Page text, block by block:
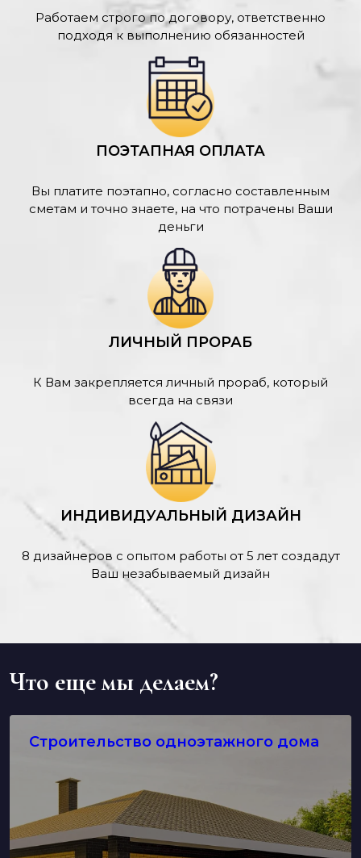
Работаем строго по договору, ответственно
подходя к выполнению обязанностей
ПОЭТАПНАЯ ОПЛАТА
Вы платите поэтапно, согласно составленным
сметам и точно знаете, на что потрачены Ваши
деньги
ЛИЧНЫЙ ПРОРАБ
К Вам закрепляется личный прораб, который
всегда на связи
ИНДИВИДУАЛЬНЫЙ ДИЗАЙН
8 дизайнеров с опытом работы от 5 лет создадут
Ваш незабываемый дизайн
Что еще мы делаем?
Строительство одноэтажного дома